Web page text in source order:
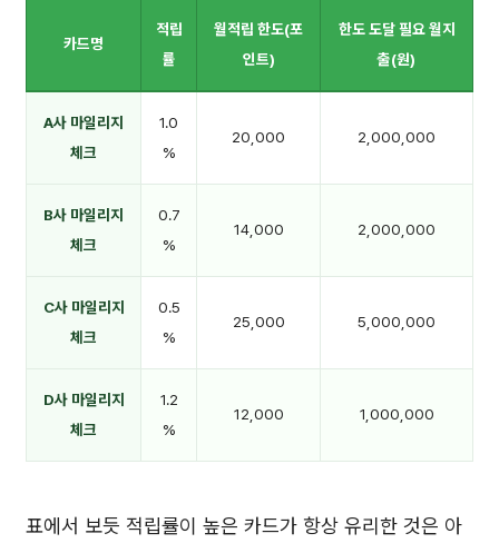
카드명
적립
률
월적립 한도(포
인트)
한도 도달 필요 월지
출(원)
A사 마일리지
체크
1.0
%
20,000 2,000,000
B사 마일리지
체크
0.7
%
14,000 2,000,000
C사 마일리지
체크
0.5
%
25,000 5,000,000
D사 마일리지
체크
1.2
%
12,000 1,000,000
표에서 보듯 적립률이 높은 카드가 항상 유리한 것은 아